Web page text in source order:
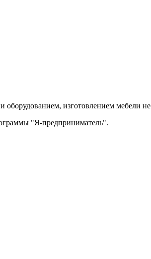
изготовлением мебели
"Я-предприниматель".